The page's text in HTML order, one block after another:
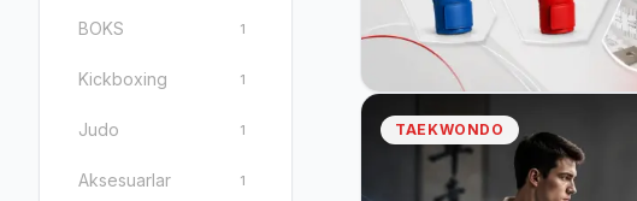
BOKS 1
Kickboxing 1
Judo 1
Aksesuarlar 1
TAEKWONDO